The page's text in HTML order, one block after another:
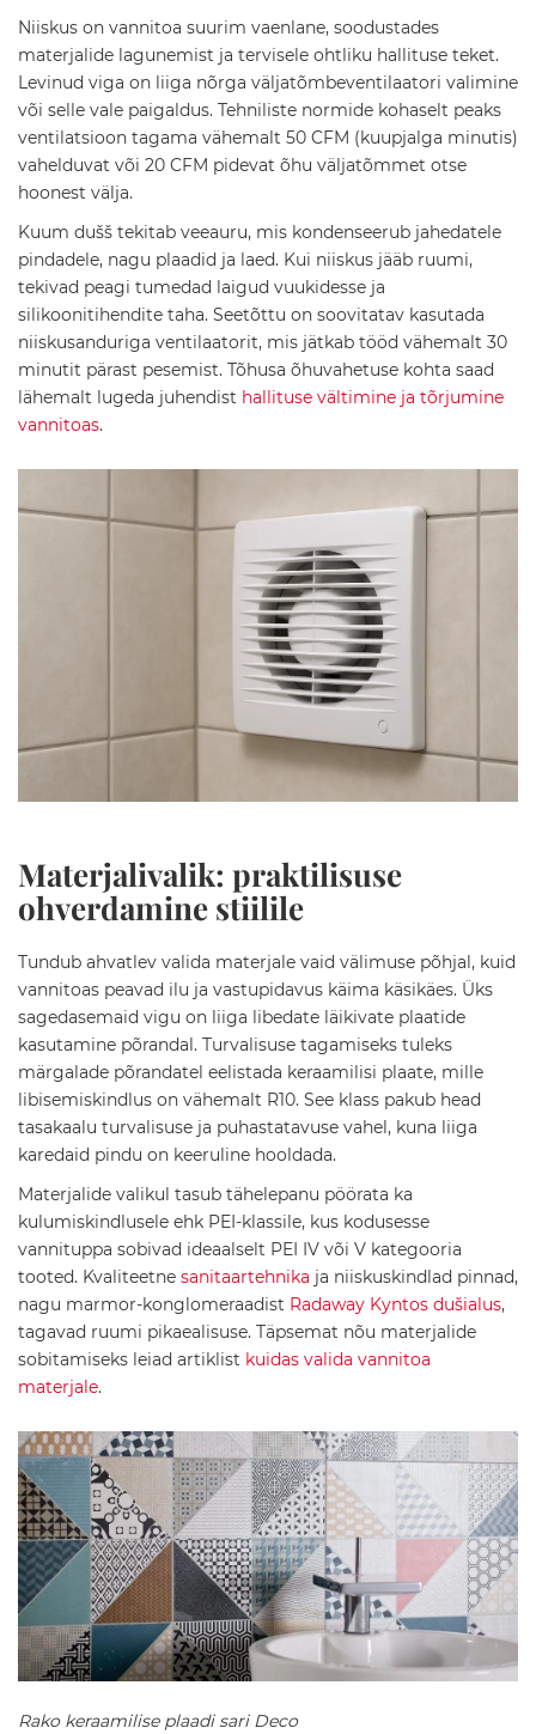
u
s
e
d
u
š
i
o
m
p
l
e
k
t
i
d
u
i
a
n
o
a
m
ö
b
e
l
S
e
i
n
a
a
p
i
d
P
e
g
e
k
a
p
i
d
V
a
l
a
m
u
a
Niiskus on vannitoa suurim vaenlane, soodustades
materjalide lagunemist ja tervisele ohtliku hallituse teket.
Levinud viga on liiga nõrga väljatõmbeventilaatori valimine
või selle vale paigaldus. Tehniliste normide kohaselt peaks
ventilatsioon tagama vähemalt 50 CFM (kuupjalga minutis)
vahelduvat või 20 CFM pidevat õhu väljatõmmet otse
hoonest välja.
Kuum dušš tekitab veeauru, mis kondenseerub jahedatele
pindadele, nagu plaadid ja laed. Kui niiskus jääb ruumi,
tekivad peagi tumedad laigud vuukidesse ja
silikoonitihendite taha. Seetõttu on soovitatav kasutada
niiskusanduriga ventilaatorit, mis jätkab tööd vähemalt 30
minutit pärast pesemist. Tõhusa õhuvahetuse kohta saad
lähemalt lugeda juhendist hallituse vältimine ja tõrjumine
vannitoas.
Materjalivalik: praktilisuse
ohverdamine stiilile
Tundub ahvatlev valida materjale vaid välimuse põhjal, kuid
vannitoas peavad ilu ja vastupidavus käima käsikäes. Üks
sagedasemaid vigu on liiga libedate läikivate plaatide
kasutamine põrandal. Turvalisuse tagamiseks tuleks
märgalade põrandatel eelistada keraamilisi plaate, mille
libisemiskindlus on vähemalt R10. See klass pakub head
tasakaalu turvalisuse ja puhastatavuse vahel, kuna liiga
karedaid pindu on keeruline hooldada.
Materjalide valikul tasub tähelepanu pöörata ka
kulumiskindlusele ehk PEI-klassile, kus kodusesse
vannituppa sobivad ideaalselt PEI IV või V kategooria
tooted. Kvaliteetne sanitaartehnika ja niiskuskindlad pinnad,
nagu marmor-konglomeraadist Radaway Kyntos dušialus,
tagavad ruumi pikaealisuse. Täpsemat nõu materjalide
sobitamiseks leiad artiklist kuidas valida vannitoa
materjale.
Rako keraamilise plaadi sari Deco